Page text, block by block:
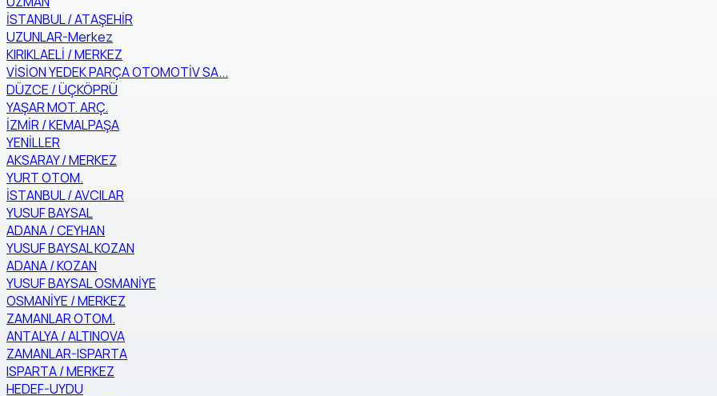
İSTANBUL / ATAŞEHİR
UZUNLAR-Merkez
KIRIKLAELİ / MERKEZ
VİSİON YEDEK PARÇA OTOMOTİV SA...
DÜZCE / ÜÇKÖPRÜ
YAŞAR MOT. ARÇ.
İZMİR / KEMALPAŞA
YENİLLER
AKSARAY / MERKEZ
YURT OTOM.
İSTANBUL / AVCILAR
YUSUF BAYSAL
ADANA / CEYHAN
YUSUF BAYSAL KOZAN
ADANA / KOZAN
YUSUF BAYSAL OSMANİYE
OSMANİYE / MERKEZ
ZAMANLAR OTOM.
ANTALYA / ALTINOVA
ZAMANLAR-ISPARTA
ISPARTA / MERKEZ
HEDEF-UYDU